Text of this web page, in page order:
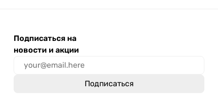
Подписаться на
новости и акции